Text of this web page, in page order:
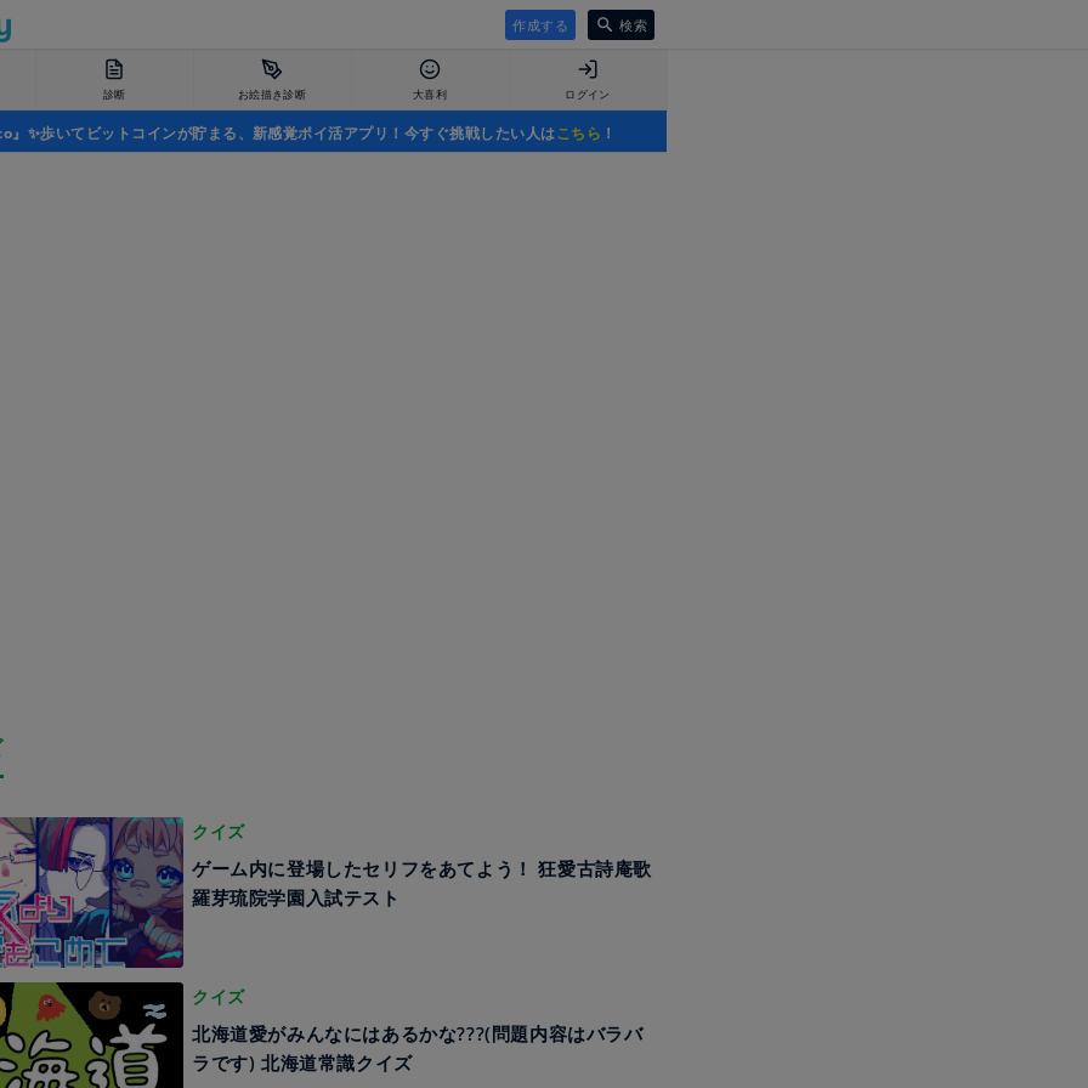
作成する 検索
診断 お絵描き診断 大喜利 ログイン
』✨歩いてビットコインが貯まる、新感覚ポイ活アプリ！今すぐ挑戦したい人はこちら ！
クイズ
ゲーム内に登場したセリフをあてよう！ 狂愛古詩庵歌
羅芽琉院学園入試テスト
クイズ
北海道愛がみんなにはあるかな???(問題内容はバラバ
ラです) 北海道常識クイズ